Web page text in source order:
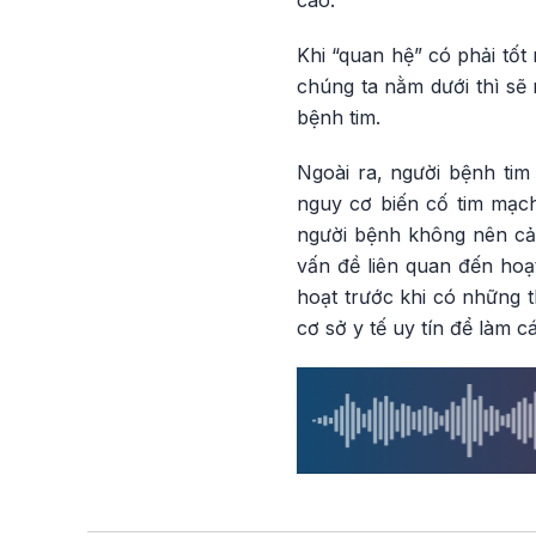
Khi “quan hệ” có phải
chúng ta nằm dưới thì
bệnh tim.
Ngoài ra, người bệnh
nguy cơ biến cố tim
người bệnh không nên
vấn đề liên quan đến
hoạt trước khi có những
cơ sở y tế uy tín để làm